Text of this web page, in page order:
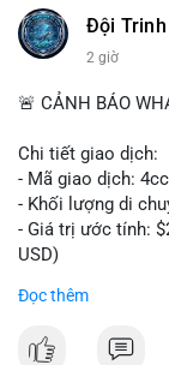
Đội Trinh
2 giờ
🚨 CẢNH BÁO
Chi tiết giao dịch:
- Mã giao dịch:
- Khối lượng di
- Giá trị ước tính:
USD)
Khối lượng
Đọc thêm